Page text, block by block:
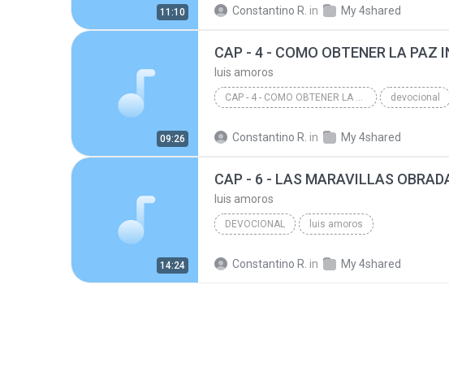
11:10 Constantino R. in My 4shared
09:26
luis amoros
CAP - 4 - COMO OBTENER LA PAZ INTERIOR devocional
Constantino R. in My 4shared
14:24
luis amoros
DEVOCIONAL luis amoros
Constantino R. in My 4shared